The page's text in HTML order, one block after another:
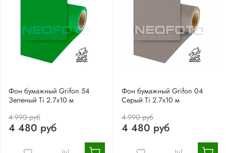
Фон бумажный Grifon 54
Зеленый Ti 2.7х10 м
4 990 руб
4 480 руб
Фон бумажный Grifon 04
Серый Ti 2.7х10 м
4 990 руб
4 480 руб